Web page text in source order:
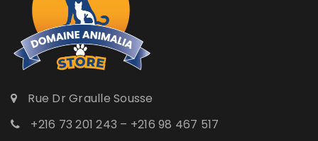
Rue Dr Graulle Sousse
+216 73 201 243 – +216 98 467 517